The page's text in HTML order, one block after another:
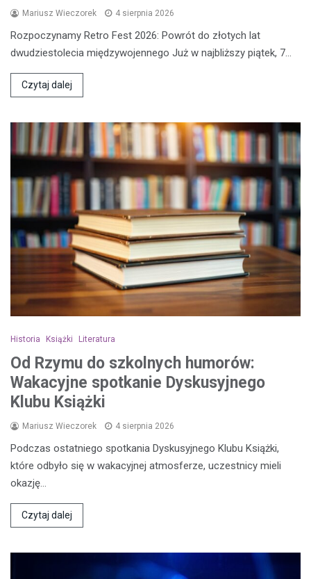
Mariusz Wieczorek 4 sierpnia 2026
Rozpoczynamy Retro Fest 2026: Powrót do złotych lat
dwudziestolecia międzywojennego Już w najbliższy piątek, 7…
Czytaj dalej
Historia Książki Literatura
Od Rzymu do szkolnych humorów:
Wakacyjne spotkanie Dyskusyjnego
Klubu Książki
Mariusz Wieczorek 4 sierpnia 2026
Podczas ostatniego spotkania Dyskusyjnego Klubu Książki,
które odbyło się w wakacyjnej atmosferze, uczestnicy mieli
okazję…
Czytaj dalej